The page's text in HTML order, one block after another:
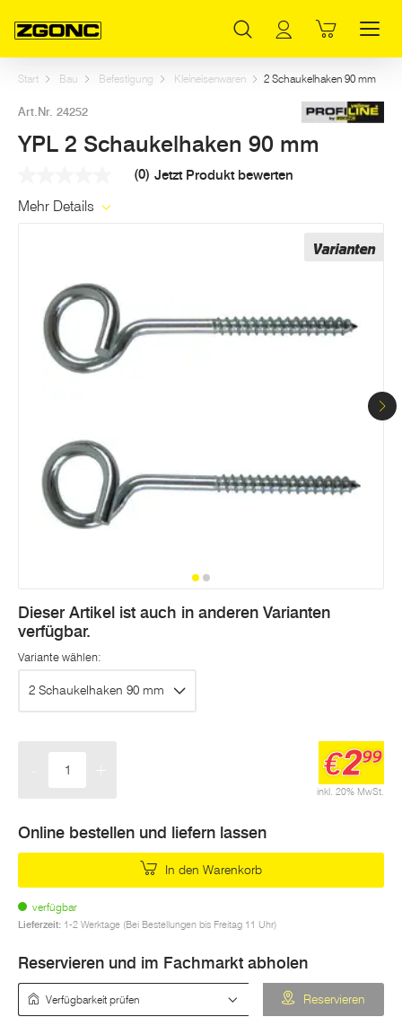
Start Bau Befestigung Kleineisenwaren 2 Schaukelhaken 90 mm
Art.Nr. 24252
YPL 2 Schaukelhaken 90 mm
Link
(0) Jetzt Produkt bewerten
Mehr Details
Varianten
Dieser Artikel ist auch in anderen Varianten
verfügbar.
Variante wählen:
2 Schaukelhaken 90 mm
inkl. 20% MwSt.
€299
Online bestellen und liefern lassen
In den Warenkorb
verfügbar
Lieferzeit: 1-2 Werktage (Bei Bestellungen bis Freitag 11 Uhr)
Reservieren und im Fachmarkt abholen
Reservieren